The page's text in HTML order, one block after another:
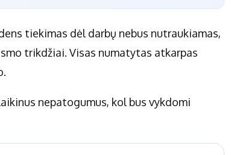
tiekimas dėl darbų nebus nutraukiamas,
trikdžiai. Visas numatytas atkarpas
nepatogumus, kol bus vykdomi